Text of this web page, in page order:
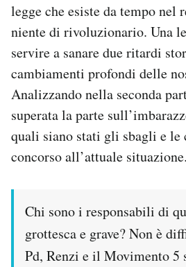
AREA PERSONALE
Notifiche mobile
Regala il Post
Hai bisogno di aiuto?
Esci
legge che esiste da tempo nel
niente di rivoluzionario. Una
servire a sanare due ritardi
cambiamenti profondi delle
Analizzando nella seconda
superata la parte
quali siano stati gli sbagli e le
concorso all’attuale situazione.
Chi sono i responsabili di
grottesca e grave? Non è
Pd, Renzi e il Movimento 5